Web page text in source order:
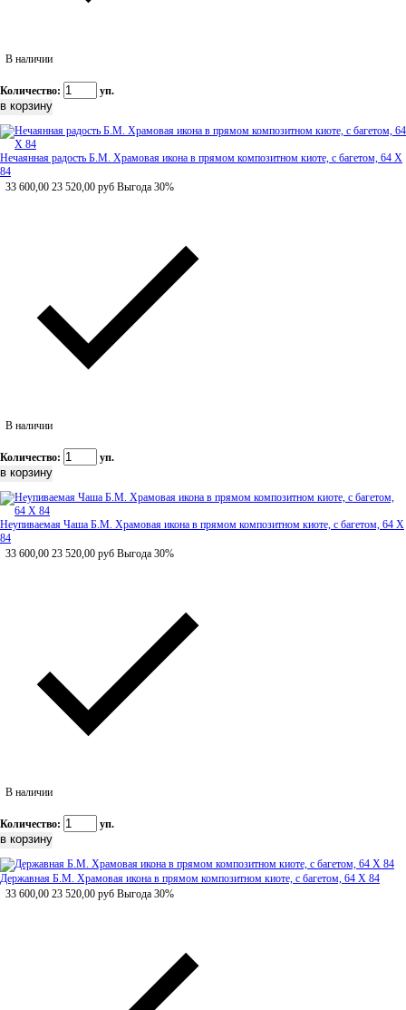
В наличии
Количество: уп.
Нечаянная радость Б.М. Храмовая икона в прямом композитном киоте, с багетом, 64 Х
84
33 600,00 23 520,00 руб Выгода 30%
В наличии
Количество: уп.
Неупиваемая Чаша Б.М. Храмовая икона в прямом композитном киоте, с багетом, 64 Х
84
33 600,00 23 520,00 руб Выгода 30%
В наличии
Количество: уп.
Державная Б.М. Храмовая икона в прямом композитном киоте, с багетом, 64 Х 84
33 600,00 23 520,00 руб Выгода 30%